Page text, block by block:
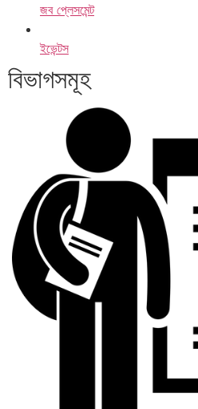
জব প্লেসমেন্ট
ইভেন্টস
বিভাগসমূহ